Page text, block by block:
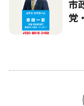
市
党